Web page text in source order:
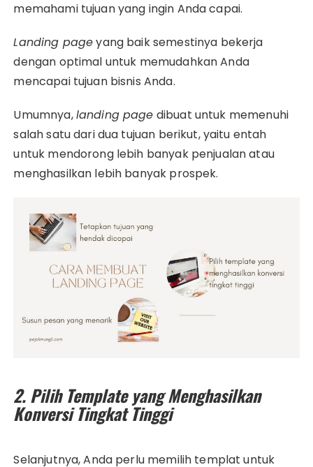
memahami tujuan yang ingin Anda capai.
Landing pageyang baik semestinya bekerja
dengan optimal untuk memudahkan Anda
mencapai tujuan bisnis Anda.
Umumnya,landing page dibuat untuk memenuhi
salah satu dari dua tujuan berikut, yaitu entah
untuk mendorong lebih banyak penjualan atau
menghasilkan lebih banyak prospek.
2. Pilih Template yang Menghasilkan
Konversi Tingkat Tinggi
Selanjutnya, Anda perlu memilih templat untuk